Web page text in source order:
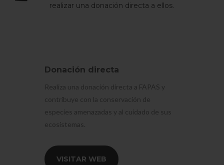
realizar una donación directa a ellos.
Donación directa
Realiza una donación directa a FAPAS y
contribuye con la conservación de
especies amenazadas y al cuidado de sus
ecosistemas.
VISITAR WEB